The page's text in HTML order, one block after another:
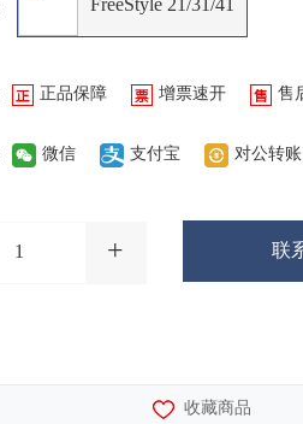
FreeStyle 21/31/41
正品保障 增票速开 售
微信 支付宝 对公转账
1 + 联
收藏商品